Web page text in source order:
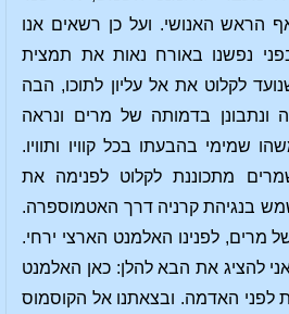
הראש האנושי. ועל כן רשאים אנו
נפשנו באורח נאות את תמצית
לקלוט את אל עליון לתוכו, הבה
ונתבונן בדמותה של מרים ונראה
שמימי בהבעתו בכל קוויו ותוויו.
מתכוננת לקלוט לפנימה את
בנגיהת קרניה דרך האטמוספרה.
מרים, לפנינו האלמנט הארצי ירחי.
להציג את הבא להלן: כאן האלמנט
לפני האדמה. ובצאתנו אל הקוסמוס